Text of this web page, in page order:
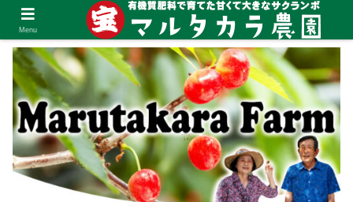
Menu